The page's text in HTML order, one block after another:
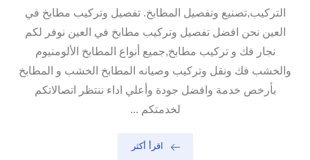
التركيب,تصنيع وتفصيل المطابخ. تفصيل وتركيب مطابخ في
العين نحن افضل تفصيل وتركيب مطابخ في العين نوفر لكم
نجار فك و تركيب مطابخ,جميع أنواع المطابخ الألومنيوم
والخشب فك ونقل وتركيب وصيانه المطابخ الخشب و المطابخ
بأرخص خدمة وافضل جودة وأعلي اداء ننتظر اتصالاتكم
لخدمتكم ...
اقرأ أكثر